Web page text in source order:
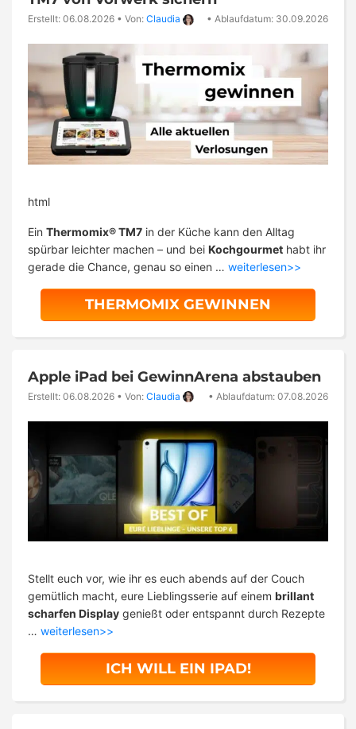
Erstellt: 06.08.2026 • Von: Claudia • Ablaufdatum: 30.09.2026
html
Ein Thermomix® TM7 in der Küche kann den Alltag
spürbar leichter machen – und bei Kochgourmet habt ihr
gerade die Chance, genau so einen … weiterlesen>>
THERMOMIX GEWINNEN
Apple iPad bei GewinnArena abstauben
Erstellt: 06.08.2026 • Von: Claudia • Ablaufdatum: 07.08.2026
Stellt euch vor, wie ihr es euch abends auf der Couch
gemütlich macht, eure Lieblingsserie auf einem brillant
scharfen Display genießt oder entspannt durch Rezepte
… weiterlesen>>
ICH WILL EIN IPAD!